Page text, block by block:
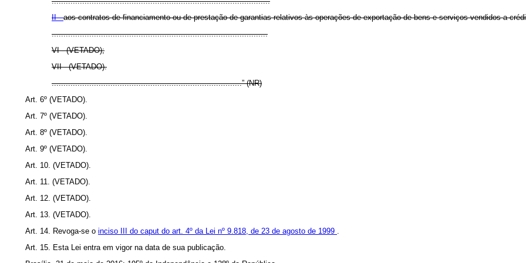
II -aos contratos de financiamento ou de prestação de garantias relativos às operações de exportação de bens e serviços vendidos a
............................................................................................
VI - (VETADO);
VII - (VETADO).
.................................................................................” (NR)
Art. 6º (VETADO).
Art. 7º (VETADO).
Art. 8º (VETADO).
Art. 9º (VETADO).
Art. 10. (VETADO).
Art. 11. (VETADO).
Art. 12. (VETADO).
Art. 13. (VETADO).
Art. 14. Revoga-se o inciso III do caput do art. 4º da Lei nº 9.818, de 23 de agosto de 1999 .
Art. 15. Esta Lei entra em vigor na data de sua publicação.